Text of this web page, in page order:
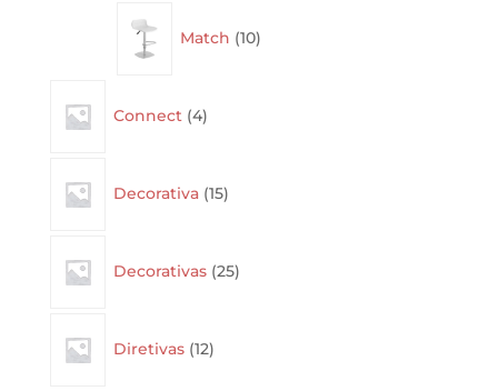
Match 10products
Connect 4products
Decorativa 15products
Decorativas 25products
Diretivas 12products